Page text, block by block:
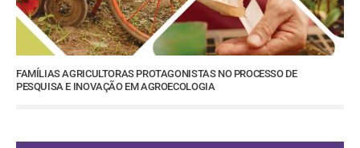
FAMÍLIAS AGRICULTORAS PROTAGONISTAS NO PROCESSO DE
PESQUISA E INOVAÇÃO EM AGROECOLOGIA